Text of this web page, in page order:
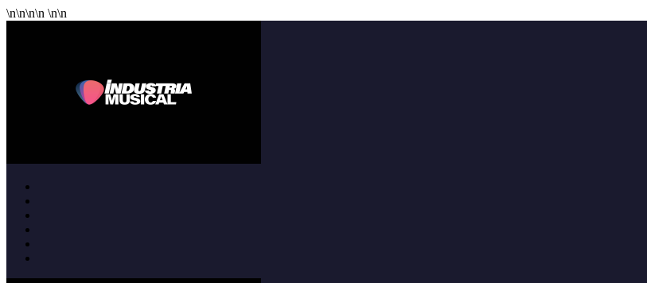
\n\n\n\n \n\n